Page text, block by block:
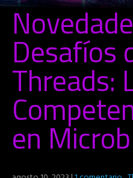
Desafíos
Threads:
en